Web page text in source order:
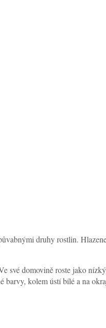
druhy rostlin.
své domovině roste jako
kolem ústí bílé a na